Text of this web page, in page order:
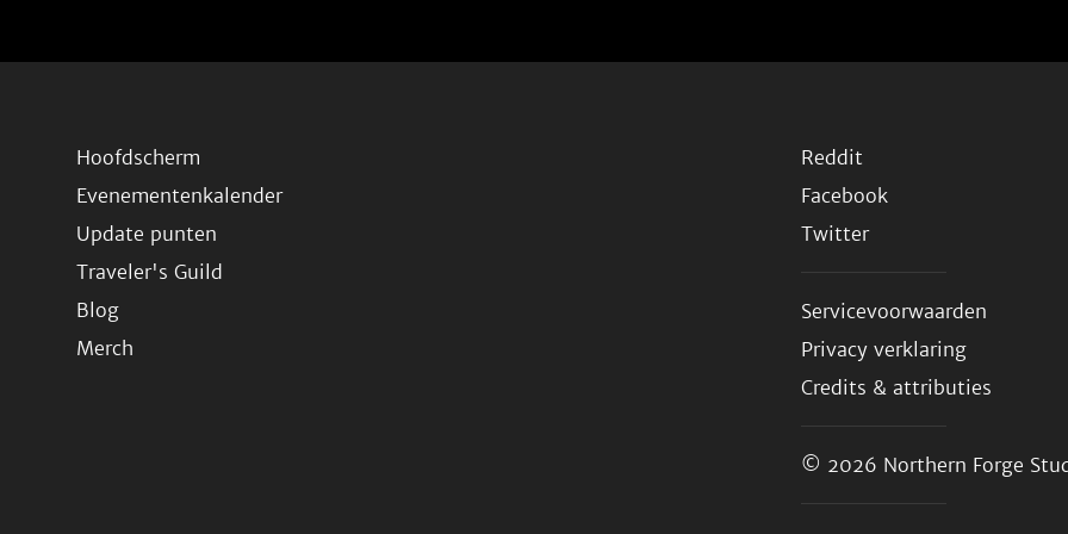
Hoofdscherm
Evenementenkalender
Update punten
Traveler's Guild
Blog
Merch
Reddit
Facebook
Twitter
Servicevoorwaarden
Privacy verklaring
Credits & attributies
© 2026 Northern Forge